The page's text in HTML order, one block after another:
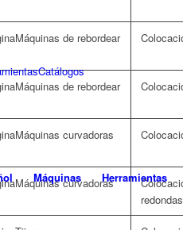
Catálogos
Máquinas Herramientas
Máquinas de rebordear
Máquinas de rebordear
Máquinas curvadoras
Máquinas curvadoras
redondas